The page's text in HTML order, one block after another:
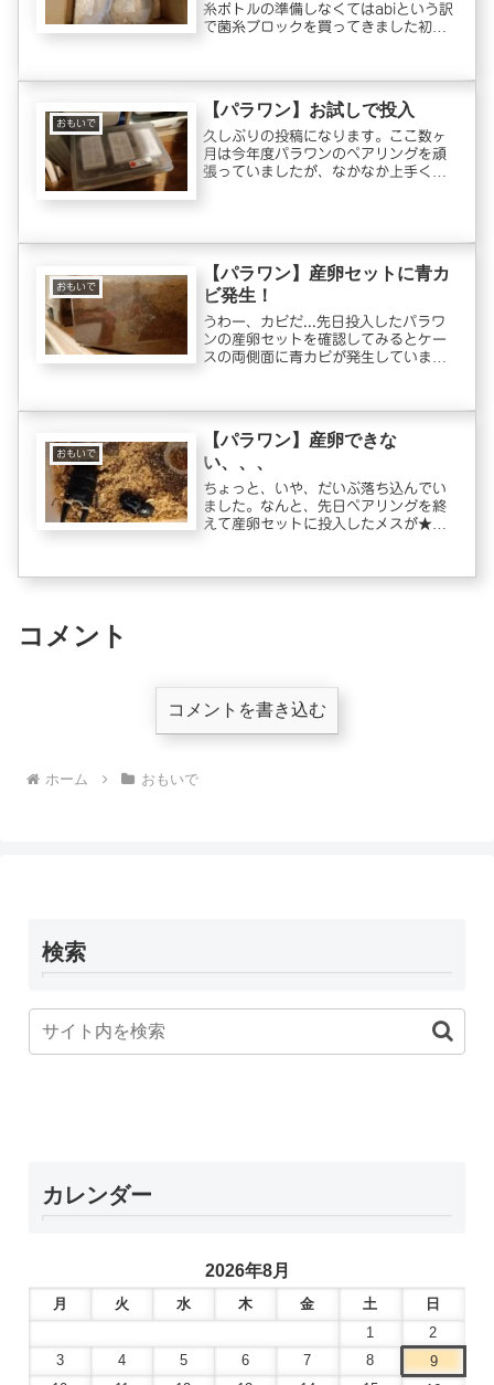
糸ボトルの準備しなくてはabiという訳
で菌糸ブロックを買ってきました初菌
ZERO菌糸ひとつ1000円くらい9個買
いました！...
おもいで
【パラワン】お試しで投入
久しぶりの投稿になります。ここ数ヶ
月は今年度パラワンのペアリングを頑
張っていましたが、なかなか上手くい
入したりもしました。しかし、やっぱ
おもいで
【パラワン】産卵セットに青カ
ビ発生！
うわー、カビだ...先日投入したパラワ
ンの産卵セットを確認してみるとケー
スの両側面に青カビが発生していまし
発生していました。昨年のパラワン産
卵セットの時は発生しなかったので...
おもいで
【パラワン】産卵できな
い、、、
ちょっと、いや、だいぶ落ち込んでい
ました。なんと、先日ペアリングを終
えて産卵セットに投入したメスが★に
す。たしかにペアリング終えてから元
コメント
コメントを書き込む
ホーム おもいで
検索
カレンダー
2026年8月
月 火 水 木 金 土
日
1
2
3
4 5 6 7 8
9